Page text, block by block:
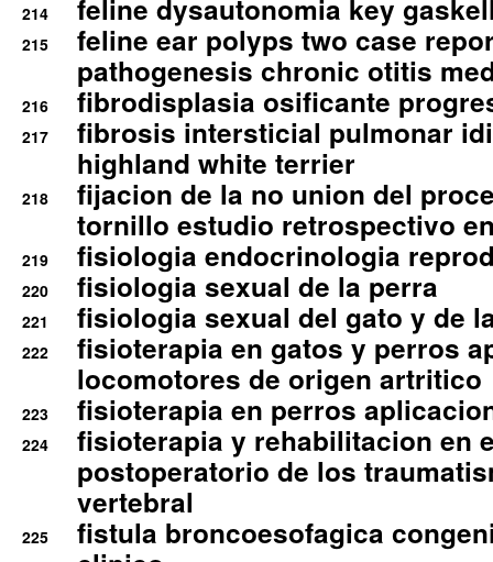
214 feline dysautonomia key
215
feline ear polyps two case
pathogenesis chronic otitis
216 fibrodisplasia osificante
217
fibrosis intersticial pulmonar
highland white terrier
218
fijacion de la no union del
tornillo estudio retrospectivo
219 fisiologia endocrinologia
220 fisiologia sexual de la perra
221 fisiologia sexual del gato y de
222
fisioterapia en gatos y perros
locomotores de origen artritico
223 fisioterapia en perros
224
fisioterapia y rehabilitacion en
postoperatorio de los
vertebral
225
fistula broncoesofagica